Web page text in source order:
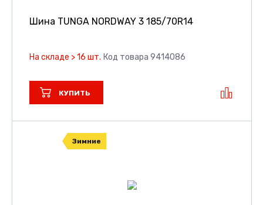
Шина TUNGA NORDWAY 3 185/70R14
На складе > 16 шт. Код товара 9414086
КУПИТЬ
Зимние